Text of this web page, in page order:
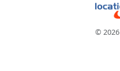
© 2026